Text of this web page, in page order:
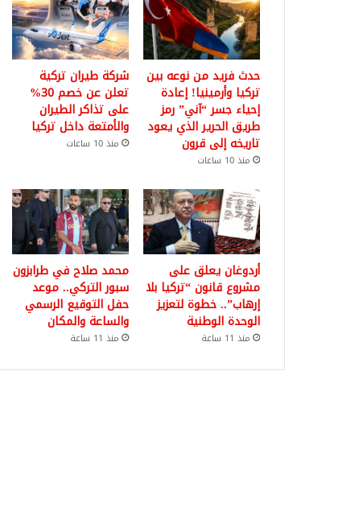
حدث فريد من نوعه بين
تركيا وأرمينيا! إعادة
إحياء جسر “آني” رمز
طريق الحرير الذي يعود
تاريخه إلى قرون
منذ 10 ساعات
شركة طيران تركية
تعلن عن خصم 30%
على تذاكر الطيران
والأمتعة داخل تركيا
منذ 10 ساعات
أردوغان يعلق على
مشروع قانون “تركيا بلا
إرهاب”.. خطوة لتعزيز
الوحدة الوطنية
منذ 11 ساعة
محمد صلاح في طرابزون
سبور التركي.. موعد
حفل التوقيع الرسمي
والساعة والمكان
منذ 11 ساعة